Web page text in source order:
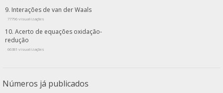
Interações de van der Waals
77796 visualizações
Acerto de equações oxidação-
redução
66381 visualizações
Números já publicados